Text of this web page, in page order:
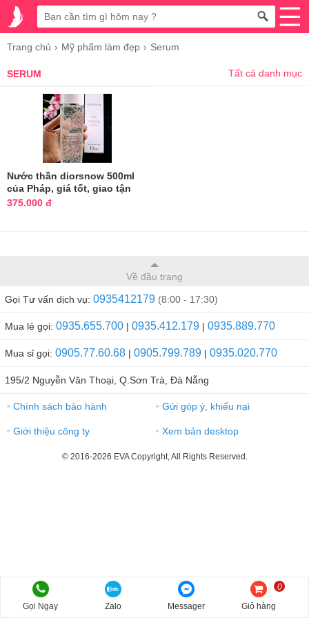
Trang chủ Mỹ phẩm làm đẹp Serum
SERUM Tất cả danh mục
Nước thần diorsnow 500ml
của Pháp, giá tốt, giao tận
nơi
375.000 đ
Về đầu trang
Gọi Tư vấn dịch vụ: 0935412179 (8:00 - 17:30)
Mua lẻ gọi: 0935.655.700 | 0935.412.179 | 0935.889.770
Mua sỉ gọi: 0905.77.60.68 | 0905.799.789 | 0935.020.770
195/2 Nguyễn Văn Thoại, Q.Sơn Trà, Đà Nẵng
● Chính sách bảo hành ● Gửi góp ý, khiếu nại
● Giới thiệu công ty ● Xem bản desktop
© 2016-2026 EVA Copyright, All Rights Reserved.
Gọi Ngay Zalo Messager Giỏ hàng
0